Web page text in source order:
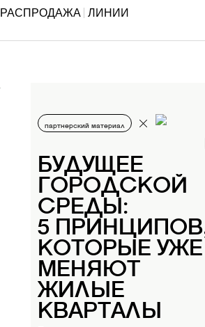
РАСПРОДАЖА ЛИНИИ
партнерский материал
БУДУЩЕЕ
ГОРОДСКОЙ
СРЕДЫ:
5
КОТОРЫЕ УЖЕ
МЕНЯЮТ
ЖИЛЫЕ
КВАРТАЛЫ